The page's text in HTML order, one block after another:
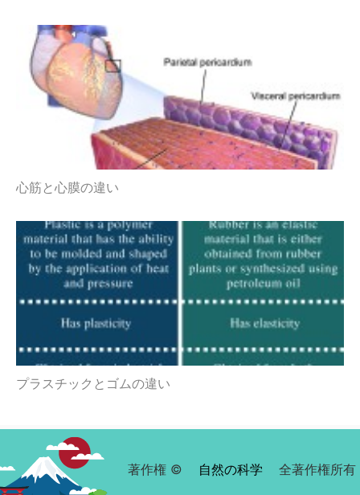
心筋と心膜の違い
プラスチックとゴムの違い
著作権 © 自然の科学 全著作権所有